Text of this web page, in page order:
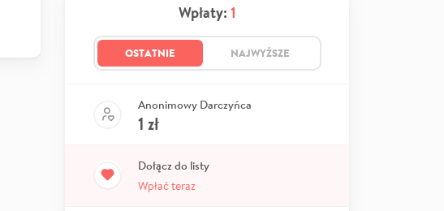
Wpłaty: 1
OSTATNIE NAJWYŻSZE
Anonimowy Darczyńca
1 zł
Dołącz do listy
Wpłać teraz